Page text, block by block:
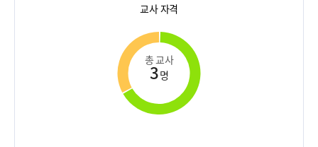
교사 자격
총 교사
3명